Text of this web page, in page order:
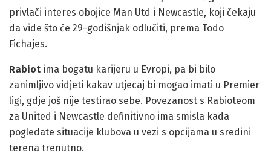
privlači interes obojice Man Utd i Newcastle, koji čekaju
da vide što će 29-godišnjak odlučiti, prema Todo
Fichajes.
Rabiot ima bogatu karijeru u Evropi, pa bi bilo
zanimljivo vidjeti kakav utjecaj bi mogao imati u Premier
ligi, gdje još nije testirao sebe. Povezanost s Rabioteom
za United i Newcastle definitivno ima smisla kada
pogledate situacije klubova u vezi s opcijama u sredini
terena trenutno.